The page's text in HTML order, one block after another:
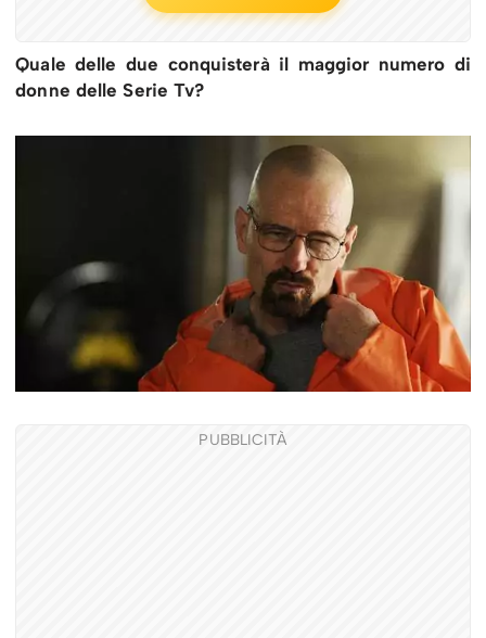
Quale delle due conquisterà il maggior numero di
donne delle Serie Tv?
PUBBLICITÀ